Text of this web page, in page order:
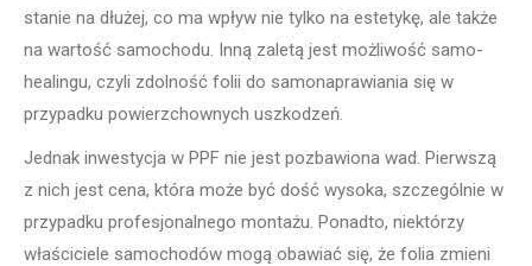
stanie na dłużej, co ma wpływ nie tylko na estetykę, ale także
na wartość samochodu. Inną zaletą jest możliwość samo-
healingu, czyli zdolność folii do samonaprawiania się w
przypadku powierzchownych uszkodzeń.
Jednak inwestycja w PPF nie jest pozbawiona wad. Pierwszą
z nich jest cena, która może być dość wysoka, szczególnie w
przypadku profesjonalnego montażu. Ponadto, niektórzy
właściciele samochodów mogą obawiać się, że folia zmieni